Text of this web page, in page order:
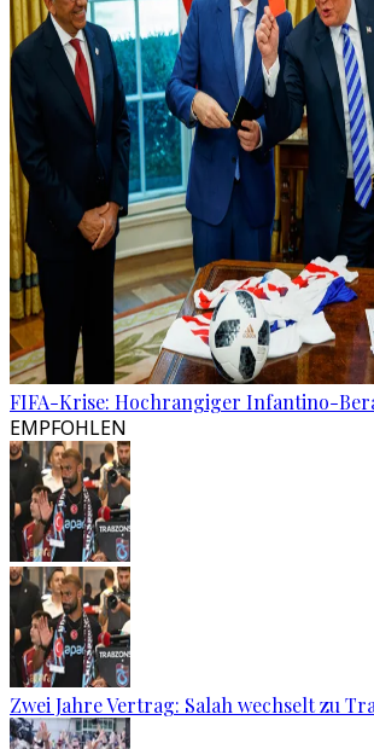
FIFA-Krise: Hochrangiger Infantino-
EMPFOHLEN
Zwei Jahre Vertrag: Salah wechselt zu